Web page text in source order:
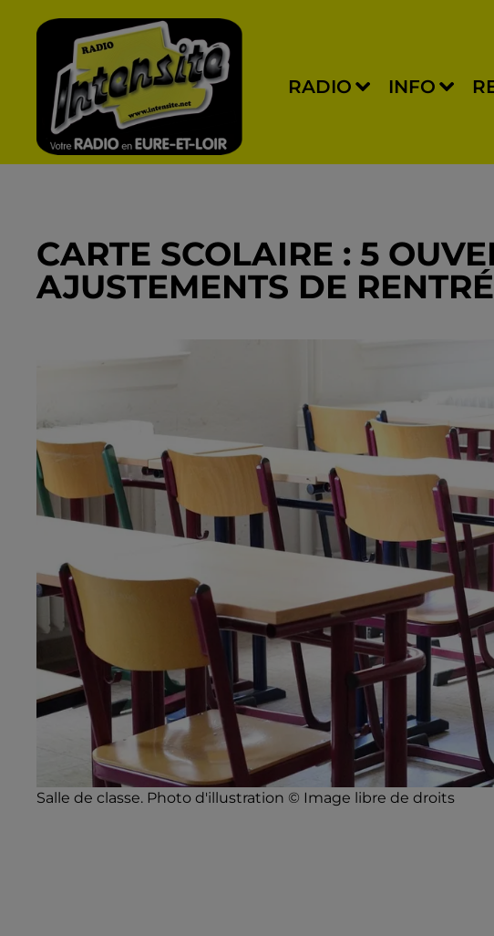
RADIO INFO
CARTE SCOLAIRE : 5
AJUSTEMENTS DE
Salle de classe. Photo d'illustration © Image libre de droits